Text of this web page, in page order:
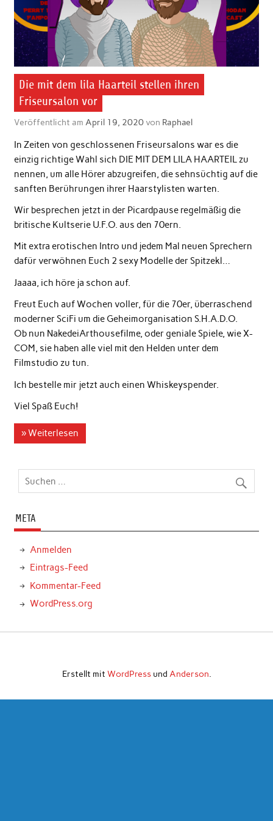
Die mit dem lila Haarteil stellen ihren
Friseursalon vor
Veröffentlicht am April 19, 2020von Raphael
In Zeiten von geschlossenen Friseursalons war es die
einzig richtige Wahl sich DIE MIT DEM LILA HAARTEIL zu
nennen, um alle Hörer abzugreifen, die sehnsüchtig auf die
sanften Berührungen ihrer Haarstylisten warten.
Wir besprechen jetzt in der Picardpause regelmäßig die
britische Kultserie U.F.O. aus den 70ern.
Mit extra erotischen Intro und jedem Mal neuen Sprechern
dafür verwöhnen Euch 2 sexy Modelle der Spitzekl…
Jaaaa, ich höre ja schon auf.
Freut Euch auf Wochen voller, für die 70er, überraschend
moderner SciFi um die Geheimorganisation S.H.A.D.O.
Ob nun NakedeiArthousefilme, oder geniale Spiele, wie X-
COM, sie haben alle viel mit den Helden unter dem
Filmstudio zu tun.
Ich bestelle mir jetzt auch einen Whiskeyspender.
Viel Spaß Euch!
» Weiterlesen
META
Anmelden
Eintrags-Feed
Kommentar-Feed
WordPress.org
Erstellt mit WordPressund Anderson.